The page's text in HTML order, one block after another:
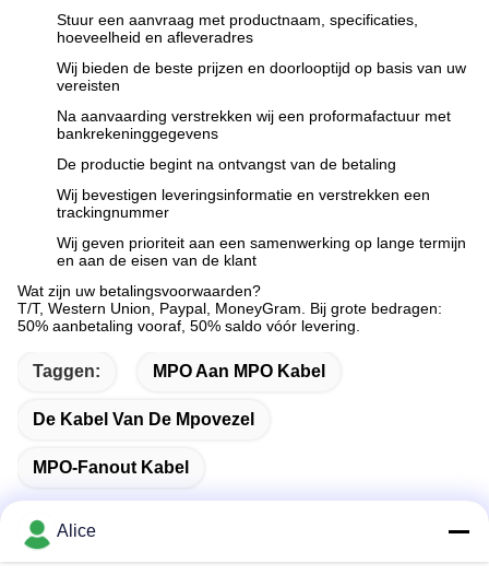
Stuur een aanvraag met productnaam, specificaties,
hoeveelheid en afleveradres
Wij bieden de beste prijzen en doorlooptijd op basis van uw
vereisten
Na aanvaarding verstrekken wij een proformafactuur met
bankrekeninggegevens
De productie begint na ontvangst van de betaling
Wij bevestigen leveringsinformatie en verstrekken een
trackingnummer
Wij geven prioriteit aan een samenwerking op lange termijn
en aan de eisen van de klant
Wat zijn uw betalingsvoorwaarden?
T/T, Western Union, Paypal, MoneyGram. Bij grote bedragen:
50% aanbetaling vooraf, 50% saldo vóór levering.
Taggen: MPO Aan MPO Kabel
De Kabel Van De Mpovezel
MPO-Fanout Kabel
Alice